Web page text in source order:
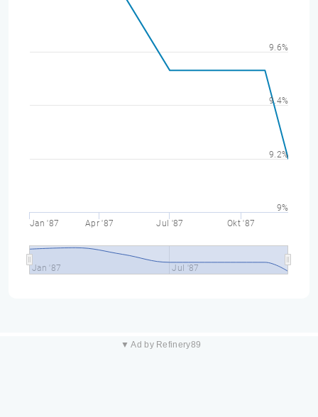
Jan '87 Apr '87 Jul '87 Okt '87
Jan '87 Jul '87
9.2%
9.4%
9.6%
9%
▼ Ad by Refinery89